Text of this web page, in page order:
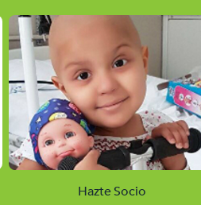
Hazte Socio